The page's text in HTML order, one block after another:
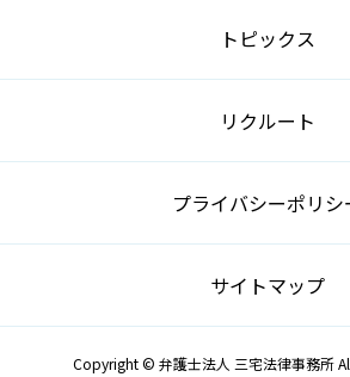
トピックス
リクルート
プライバシーポリシ
サイトマップ
Copyright © 弁護士法人 三宅法律事務所